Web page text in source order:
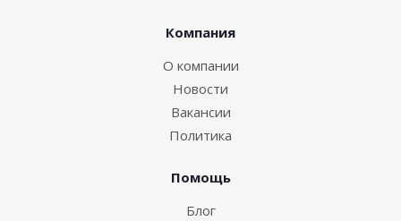
Компания
О компании
Новости
Вакансии
Политика
Помощь
Блог